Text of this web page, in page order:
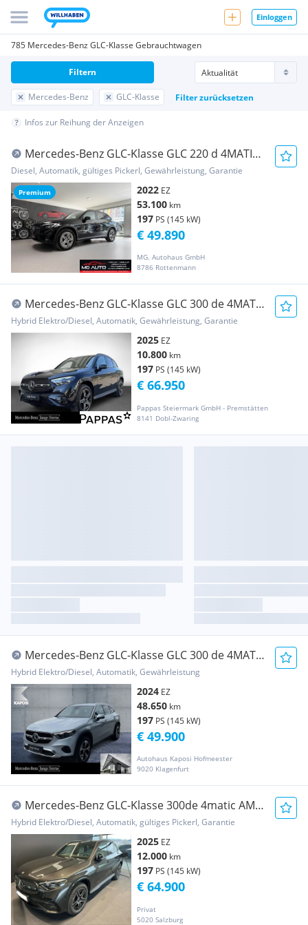
Einloggen
785 Mercedes-Benz GLC-Klasse Gebrauchtwagen
Mercedes-Benz GLC-Klasse Filter zurücksetzen
Filtern
Infos zur Reihung der Anzeigen
Premium
Mercedes-Benz GLC-Klasse GLC 220 d 4MATIC
Aut. *AMG-LINE*RFK*AHK*GARANTIE
Diesel, Automatik, gültiges Pickerl, Gewährleistung, Garantie
2022 EZ
53.100 km
197 PS (145 kW)
MG. Autohaus GmbH
8786 Rottenmann
€ 49.890
Mercedes-Benz GLC-Klasse GLC 300 de 4MATIC
mit EQ Hybrid Technologie Öste
Hybrid Elektro/Diesel, Automatik, Gewährleistung, Garantie
2025 EZ
10.800 km
197 PS (145 kW)
Pappas Steiermark GmbH - Premstätten
8141 Dobl-Zwaring
€ 66.950
Mercedes-Benz GLC-Klasse GLC 300 de 4MATIC
Österreich-Edition FAP ACC MBU
Hybrid Elektro/Diesel, Automatik, Gewährleistung
2024 EZ
48.650 km
197 PS (145 kW)
Autohaus Kaposi Hofmeester
9020 Klagenfurt
€ 49.900
Mercedes-Benz GLC-Klasse 300de 4matic AMG
Line AHK Pano DigiLight
Hybrid Elektro/Diesel, Automatik, gültiges Pickerl, Garantie
2025 EZ
12.000 km
197 PS (145 kW)
Privat
5020 Salzburg
€ 64.900